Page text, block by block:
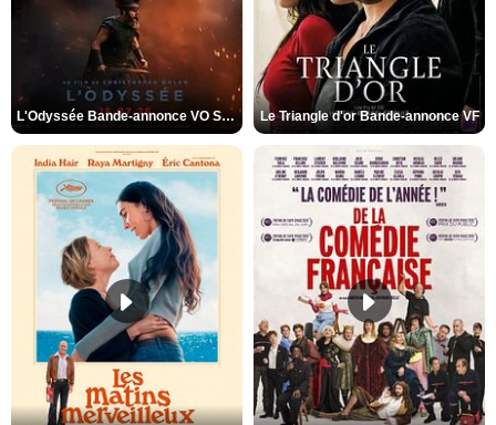
L'Odyssée Bande-annonce VO STFR Le Triangle d'or Bande-annonce VF